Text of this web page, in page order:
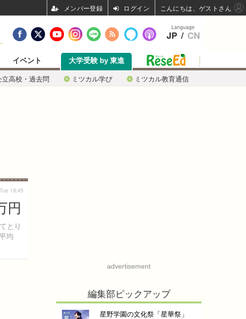
立高校・過去問 ミツカル学び ミツカル教育通信
イベント 大学受験 by 東進
円
とり
均
18:45
advertisement
編集部ピックアップ
星野学園の文化祭「星華祭」
Language
JP / CN
ログイン こんにちは、ゲストさん